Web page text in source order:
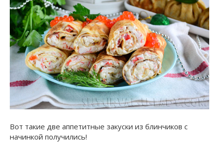
Вот такие две аппетитные закуски из блинчиков с
начинкой получились!